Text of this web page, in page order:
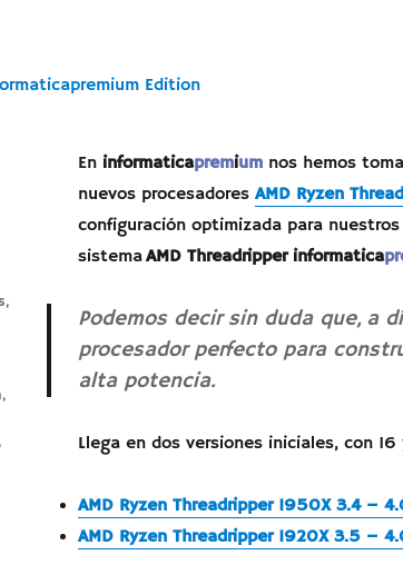
En informaticapremiumnos hemos
nuevos procesadores AMD Ryzen
configuración optimizada para
sistemaAMD Threadripper informatica
Podemos decir sin duda que, a
procesador perfecto para
alta potencia.
Llega en dos versiones iniciales, con 16
AMD Ryzen Threadripper 1950X 3.4 –
AMD Ryzen Threadripper 1920X 3.5 –
,
,